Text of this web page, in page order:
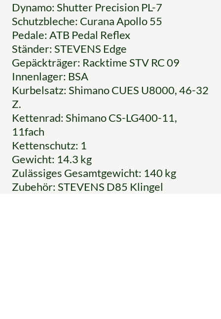
Dynamo: Shutter Precision PL-7
Schutzbleche: Curana Apollo 55
Pedale: ATB Pedal Reflex
Ständer: STEVENS Edge
Gepäckträger: Racktime STV RC 09
Innenlager: BSA
Kurbelsatz: Shimano CUES U8000, 46-32
Z.
Kettenrad: Shimano CS-LG400-11,
11fach
Kettenschutz: 1
Gewicht: 14.3 kg
Zulässiges Gesamtgewicht: 140 kg
Zubehör: STEVENS D85 Klingel